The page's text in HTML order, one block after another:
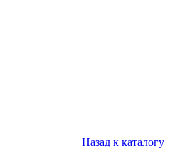
Назад к каталогу